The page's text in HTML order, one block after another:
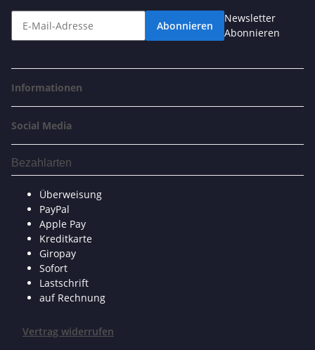
Abonnieren
Newsletter
Abonnieren
Informationen
Social Media
Bezahlarten
Überweisung
PayPal
Apple Pay
Kreditkarte
Giropay
Sofort
Lastschrift
auf Rechnung
Vertrag widerrufen